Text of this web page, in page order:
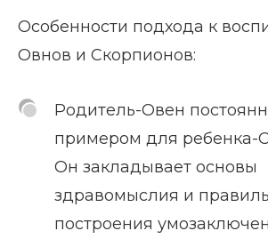
Особенности подхода к
Овнов и Скорпионов:
Родитель-Овен
примером для ребенка-
Он закладывает основы
здравомыслия и
построения